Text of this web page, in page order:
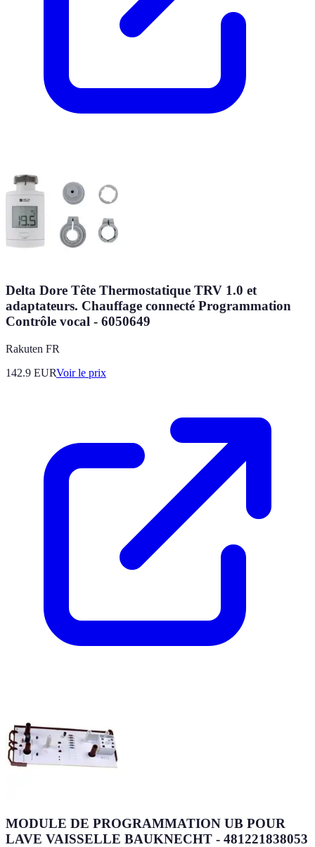
Delta Dore Tête Thermostatique TRV 1.0 et
adaptateurs. Chauffage connecté Programmation
Contrôle vocal - 6050649
Rakuten FR
142.9 EURVoir le prix
MODULE DE PROGRAMMATION UB POUR
LAVE VAISSELLE BAUKNECHT - 481221838053